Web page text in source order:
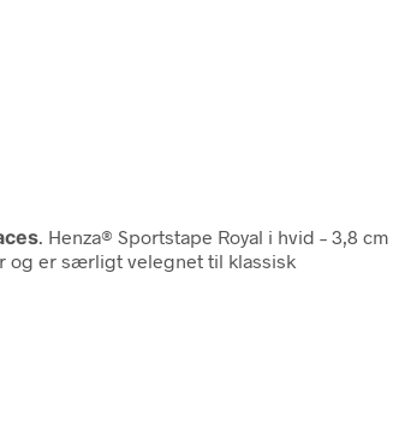
. Henza® Sportstape Royal i hvid – 3,8 cm
og er særligt velegnet til klassisk